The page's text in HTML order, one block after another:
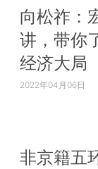
向松祚：
讲，带你
经济大局
2022年04月06日
非京籍五